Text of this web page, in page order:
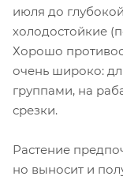
июля до
холодостойкие
Хорошо
очень широко:
группами, на
срезки.
Растение
но выносит и